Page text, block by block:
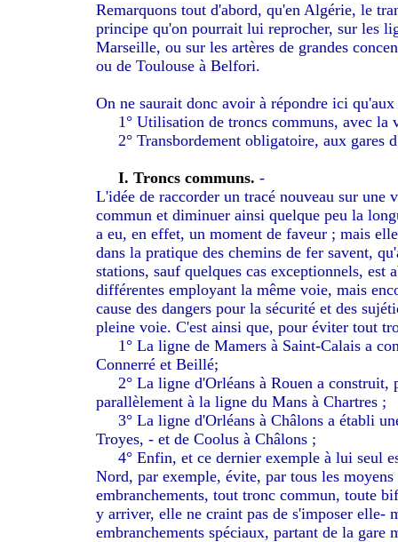
Remarquons tout d'abord, qu'en Algérie, le
principe qu'on pourrait lui reprocher, sur les
Marseille, ou sur les artères de grandes
ou de Toulouse à Belfori.
On ne saurait donc avoir à répondre ici
1° Utilisation de troncs communs, avec la
2° Transbordement obligatoire, aux gares
I. Troncs communs. -
L'idée de raccorder un tracé nouveau sur
commun et diminuer ainsi quelque peu la
a eu, en effet, un moment de faveur ; mais
dans la pratique des chemins de fer savent,
stations, sauf quelques cas exceptionnels, est
différentes employant la même voie, mais
cause des dangers pour la sécurité et des
pleine voie. C'est ainsi que, pour éviter tout
1° La ligne de Mamers à Saint-Calais a
Connerré et Beillé;
2° La ligne d'Orléans à Rouen a construit,
parallèlement à la ligne du Mans à Chartres ;
3° La ligne d'Orléans à Châlons a établi
Troyes, - et de Coolus à Châlons ;
4° Enfin, et ce dernier exemple à lui seul
Nord, par exemple, évite, par tous les
embranchements, tout tronc commun, toute
y arriver, elle ne craint pas de s'imposer elle-
embranchements spéciaux, partant de la gare